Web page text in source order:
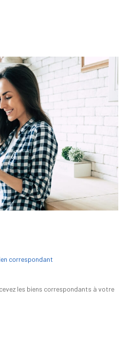
correspondant
les biens correspondants à votre